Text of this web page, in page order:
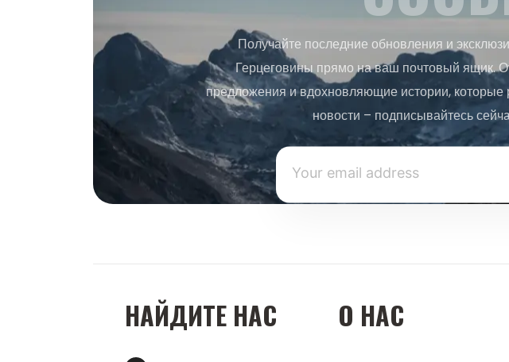
Получайте последние обновления и
Герцеговины прямо на ваш почтовый ящик.
предложения и вдохновляющие истории,
новости – подписывайтесь
НАЙДИТЕ НАС О НАС